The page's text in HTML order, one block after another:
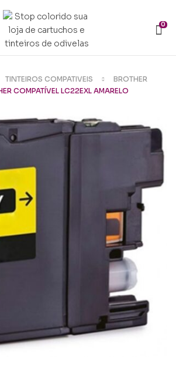
0
TINTEIROS COMPATIVEIS
BROTHER
COMPATÍVEL LC22EXL AMARELO